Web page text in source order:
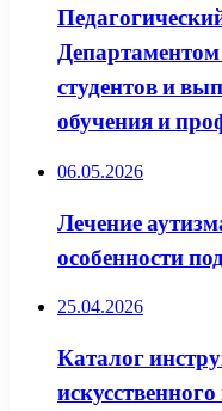
Департаментом
студентов и
обучения и
06.05.2026
Лечение
особенности
25.04.2026
Каталог